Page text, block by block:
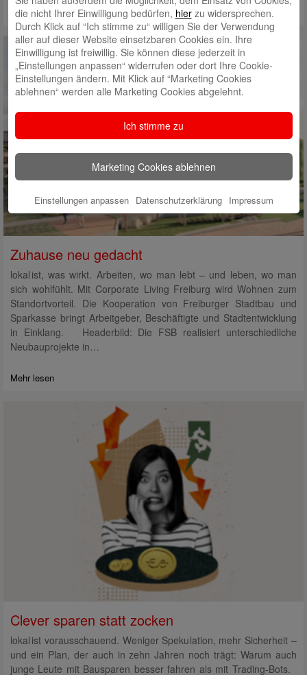
Mehr lesen
Zuhause neu gedacht
lokal ist, was wirkt. Arbeiten, wo man lebt – und leben, wo man
sich wohlfühlt. Mit Corporate Living Freiburg wird Wohnen zum
Standortvorteil. Die Kooperation von Freiburger Stadtbau und
Sparkasse bringt Arbeitgeber, Beschäftigte und Stadtentwicklung
in Einklang. Headerbild: Die FSB realisiert unterschiedliche
Neubauprojekte in…
Mehr lesen
Clever sparen statt zocken
lokal ist vorausschauend. Weniger Spekulation, mehr Sicherheit –
und ein Plan, der auch in zehn Jahren noch trägt: Warum auch
junge Leute mit Bausparen besser fahren als mit Trading-Bots.
die nicht Ihrer Einwilligung bedürfen, hierzu widersprechen.
Durch Klick auf “Ich stimme zu“ willigen Sie der Verwendung
aller auf dieser Website einsetzbaren Cookies ein. Ihre
Einwilligung ist freiwillig. Sie können diese jederzeit in
„Einstellungen anpassen“ widerrufen oder dort Ihre Cookie-
Einstellungen ändern. Mit Klick auf “Marketing Cookies
ablehnen“ werden alle Marketing Cookies abgelehnt.
Ich stimme zu
Marketing Cookies ablehnen
Einstellungen anpassen Datenschutzerklärung Impressum